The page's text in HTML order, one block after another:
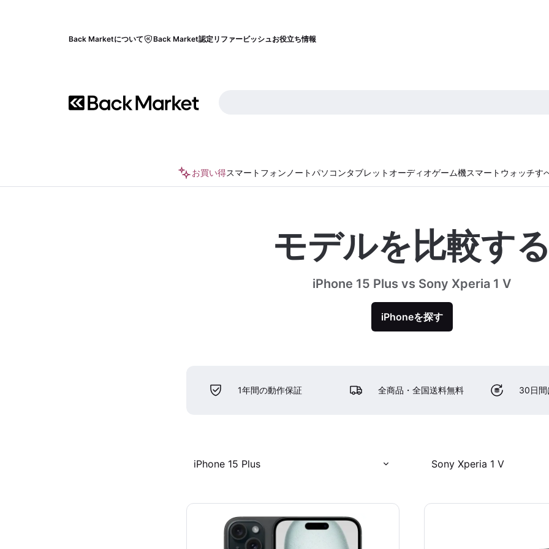
Back Marketについて Back Market認定リファービッシュお役立ち情報
お買い得スマートフォン ノートパソコンタブレット オーディオゲーム機スマートウォッチす
モデルを比較する
iPhone 15 Plus vs Sony Xperia 1 V
iPhoneを探す
1年間の動作保証 全商品・全国送料無料 30日間
iPhone 15 Plus Sony Xperia 1 V